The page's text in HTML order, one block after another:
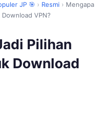
JP 🎯 › Resmi › Mengapa
VPN?
Pilihan
Download